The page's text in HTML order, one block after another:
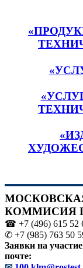
КОММИСИЯ
☎ +7 (496) 615 52
✆ +7 (985) 763 50
Заявки на
почте: